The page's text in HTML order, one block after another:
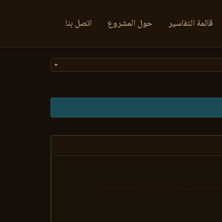
قائمة التفاسير حول المشروع اتصل بنا